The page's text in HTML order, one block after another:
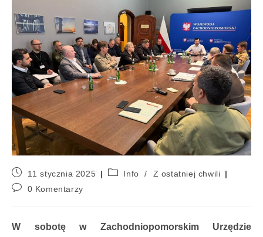
11 stycznia 2025 Info /
Z ostatniej chwili
0 Komentarzy
W sobotę w Zachodniopomorskim Urzędzie